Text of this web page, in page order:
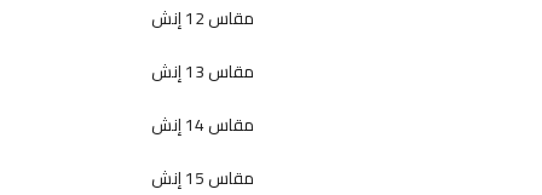
مقاس 12 إنش
مقاس 13 إنش
مقاس 14 إنش
مقاس 15 إنش